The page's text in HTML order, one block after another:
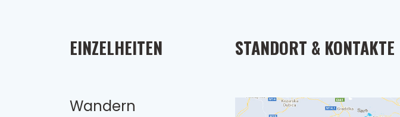
EINZELHEITEN
Wandern
STANDORT & KONTAKTE